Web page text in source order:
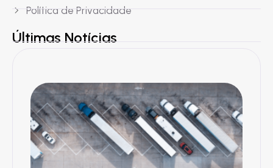
Política de Privacidade
Últimas Notícias